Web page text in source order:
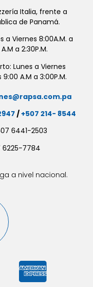
Italia, frente a
de Panamá.
a Viernes 8:00A.M. a
a 2:30P.M.
Lunes a Viernes
A.M a 3:00P.M.
/ +507 214- 8544
6441-2503
6225-7784
a nivel nacional.